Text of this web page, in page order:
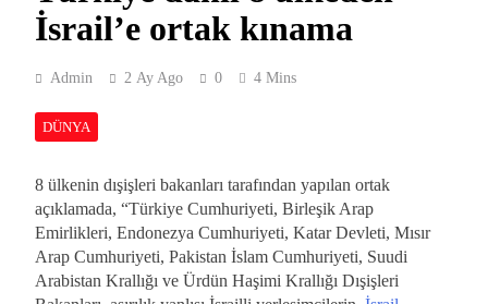
İsrail’e ortak kınama
Admin 2 Ay Ago 0 4 Mins
DÜNYA
8 ülkenin dışişleri bakanları tarafından yapılan ortak
açıklamada, “Türkiye Cumhuriyeti, Birleşik Arap
Emirlikleri, Endonezya Cumhuriyeti, Katar Devleti, Mısır
Arap Cumhuriyeti, Pakistan İslam Cumhuriyeti, Suudi
Arabistan Krallığı ve Ürdün Haşimi Krallığı Dışişleri